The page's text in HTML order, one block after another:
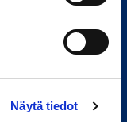
Näytä tiedot